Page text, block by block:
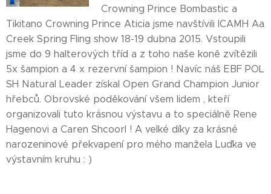
Crowning Prince Bombastic a
Tikitano Crowning Prince Aticia jsme navštívili ICAMH Aa
Creek Spring Fling show 18-19 dubna 2015. Vstoupili
jsme do 9 halterových tříd a z toho naše koně zvítězili
5x šampion a 4 x rezervní šampion ! Navíc náš EBF POL
SH Natural Leader získal Open Grand Champion Junior
hřebců. Obrovské poděkování všem lidem , kteří
organizovali tuto krásnou výstavu a to speciálně Rene
Hagenovi a Caren Shcoorl ! A velké díky za krásné
narozeninové překvapení pro mého manžela Luďka ve
výstavním kruhu : )